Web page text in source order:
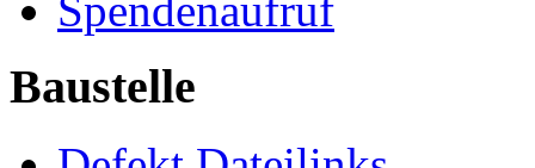
Baustelle